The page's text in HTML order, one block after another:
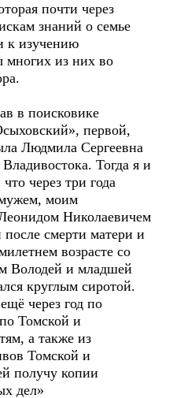
почти через
знаний о семье
к изучению
многих из них во
в поисковике
первой,
Людмила Сергеевна
Тогда я и
через три года
мужем, моим
Николаевичем
смерти матери и
возрасте со
Володей и младшей
круглым сиротой.
через год по
Томской и
а также из
Томской и
получу копии
дел»